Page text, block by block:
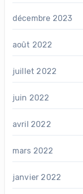
décembre 2023
août 2022
juillet 2022
juin 2022
avril 2022
mars 2022
janvier 2022